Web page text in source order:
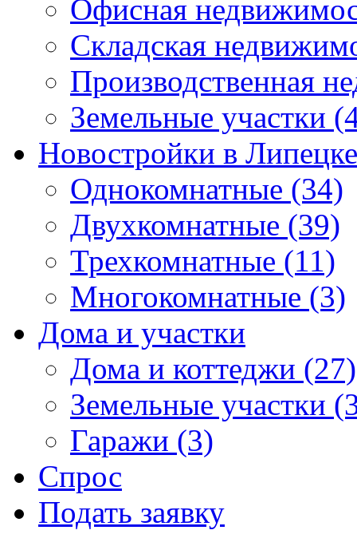
Офисная
Складская
Производственная
Земельные участки
Новостройки в Липецке
Однокомнатные (34)
Двухкомнатные (39)
Трехкомнатные (11)
Многокомнатные (3)
Дома и участки
Дома и коттеджи (27)
Земельные участки
Гаражи (3)
Спрос
Подать заявку